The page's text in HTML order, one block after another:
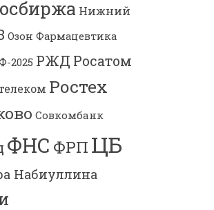
Нижний
Озон Фармацевтика
2025 РЖД Росатом
Ростех
Совкомбанк
ФНС ФРП ЦБ
Набиуллина